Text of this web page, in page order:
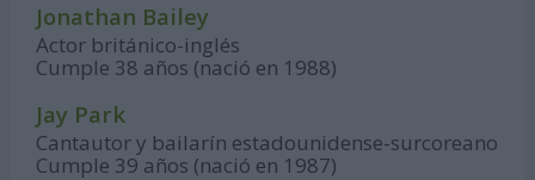
Jonathan Bailey
Actor británico-inglés
Cumple 38 años (nació en 1988)
Jay Park
Cantautor y bailarín estadounidense-surcoreano
Cumple 39 años (nació en 1987)